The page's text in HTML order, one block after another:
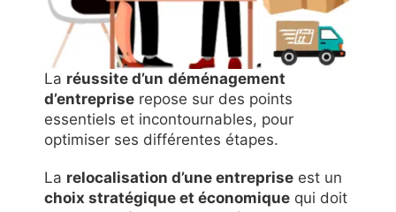
La réussite d’un déménagement
d’entreprise repose sur des points
essentiels et incontournables, pour
optimiser ses différentes étapes.
La relocalisation d’une entreprise est un
choix stratégique et économique qui doit